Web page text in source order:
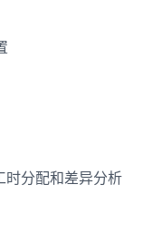
时分配和差异分析